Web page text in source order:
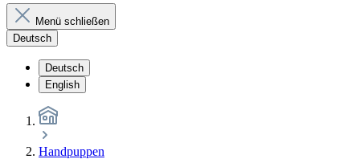
Menü schließen
Deutsch
Deutsch
English
Handpuppen